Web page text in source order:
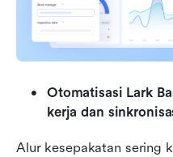
Otomatisasi Lark
kerja dan
Alur kesepakatan sering